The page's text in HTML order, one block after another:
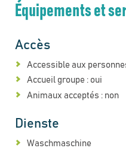
Équipements et
Accès
Accessible aux
Accueil groupe : oui
Animaux acceptés : non
Dienste
Waschmaschine